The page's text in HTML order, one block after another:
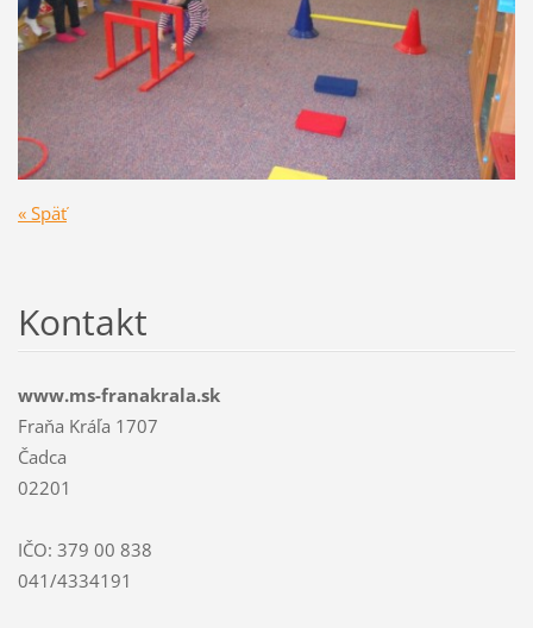
« Späť
Kontakt
www.ms-franakrala.sk
Fraňa Kráľa 1707
Čadca
02201
IČO: 379 00 838
041/4334191